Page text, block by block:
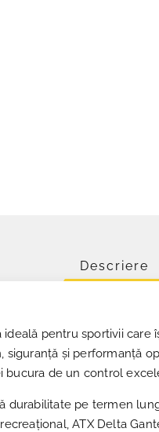
Descriere
pentru sportivii
și performanță
de un control
durabilitate pe termen
ATX Delta